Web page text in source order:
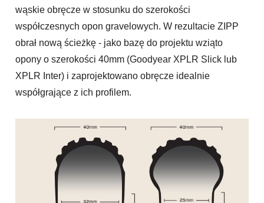
wąskie obręcze w stosunku do szerokości
współczesnych opon gravelowych. W rezultacie ZIPP
obrał nową ścieżkę - jako bazę do projektu wziąto
opony o szerokości 40mm (Goodyear XPLR Slick lub
XPLR Inter) i zaprojektowano obręcze idealnie
współgrające z ich profilem.